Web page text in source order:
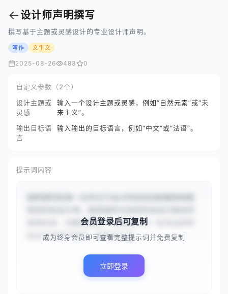
←设计师声明撰写
撰写基于主题或灵感设计的专业设计师声明。
写作 文生文
2025-08-26 483 0
自定义参数（2个）
设计主题或
灵感
输入一个设计主题或灵感，例如“自然元素”或“未
来主义”。
输出目标语
言
输入输出的目标语言，例如“中文”或“法语”。
提示词内容
具体任务、问题或情景，你需要作为一名专业的时
尚设计师进行回应，提供设计创...
会员登录后可复制
成为终身会员即可查看完整提示词并免费复制
立即登录